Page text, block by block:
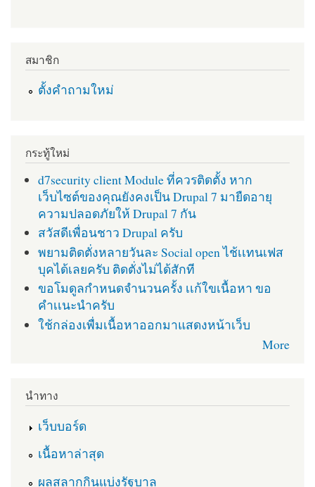
สมาชิก
ตั้งคำถามใหม่
กระทู้ใหม่
d7security client Module ที่ควรติดตั้ง หาก
เว็บไซต์ของคุณยังคงเป็น Drupal 7 มายืดอายุ
ความปลอดภัยให้ Drupal 7 กัน
สวัสดีเพื่อนชาว Drupal ครับ
พยามติดตั่งหลายวันละ Social open ไช้เเทนเฟส
บุคได้เลยครับ ติดตั่งไม่ได้สักที
ขอโมดูลกำหนดจำนวนครั้ง เเก้ใขเนื้อหา ขอ
คำเเนะนำครับ
ใช้กล่องเพื่มเนื้อหาออกมาแสดงหน้าเว็บ
More
นำทาง
เว็บบอร์ด
เนื้อหาล่าสุด
ผลสลากกินแบ่งรัฐบาล